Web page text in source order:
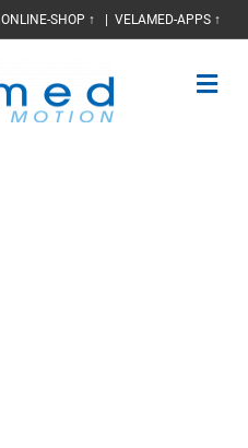
ONLINE-SHOP ↑ VELAMED-APPS ↑
N
a